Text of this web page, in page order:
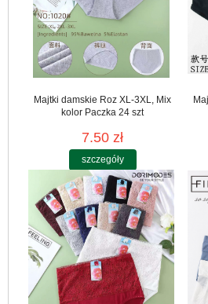
Majtki damskie Roz XL-3XL, Mix
kolor Paczka 24 szt
7.50 zł
szczegóły